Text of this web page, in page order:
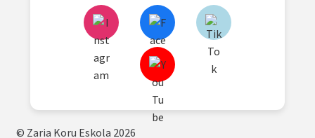
© Zaria Koru Eskola 2026